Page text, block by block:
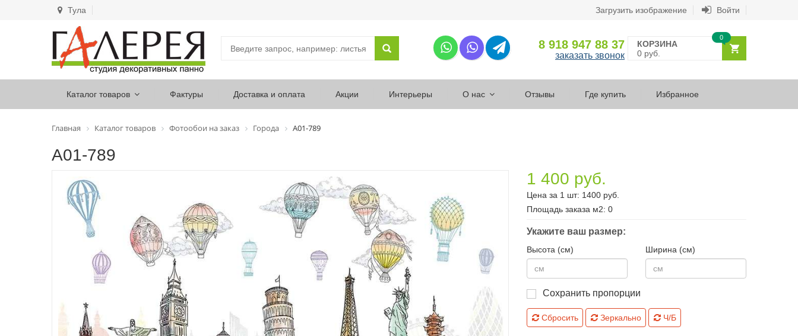
Тула Загрузить изображение Войти
8 918 947 88 37
заказать звонок
КОРЗИНА
0 руб.
0
Каталог товаров Фактуры Доставка и оплата Акции Интерьеры О нас Отзывы Где купить Избранное
Главная Каталог товаров Фотообои на заказ Города А01-789
А01-789
1 400 руб.
Цена за 1 шт: 1400 руб.
Площадь заказа м2: 0
Укажите ваш размер:
Высота (см) Ширина (см)
Сохранить пропорции
Сбросить Зеркально Ч/Б